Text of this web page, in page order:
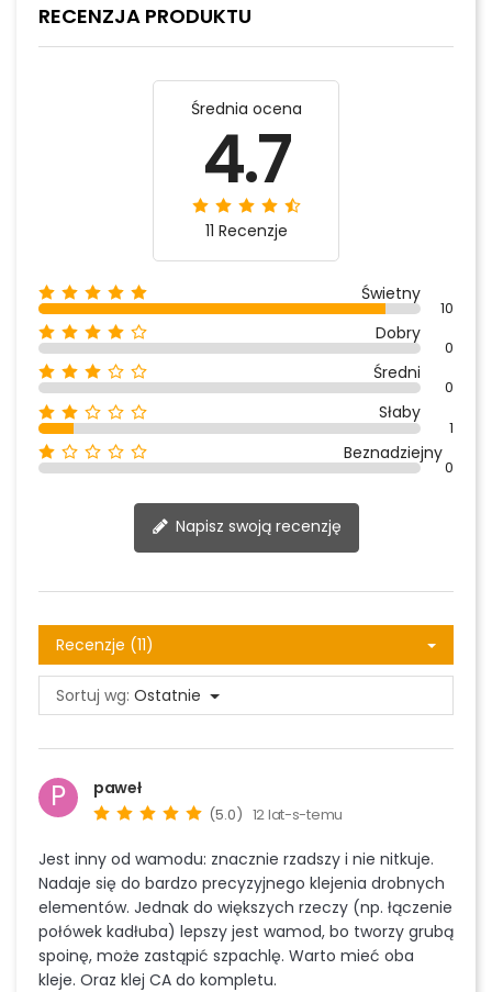
RECENZJA PRODUKTU
Średnia ocena
4.7
11 Recenzje
Świetny
10
Dobry
0
Średni
0
Słaby
1
Beznadziejny
0
Napisz swoją recenzję
Recenzje (11)
Sortuj wg: Ostatnie
P paweł
(5.0) 12 lat-s-temu
Jest inny od wamodu: znacznie rzadszy i nie nitkuje.
Nadaje się do bardzo precyzyjnego klejenia drobnych
elementów. Jednak do większych rzeczy (np. łączenie
połówek kadłuba) lepszy jest wamod, bo tworzy grubą
spoinę, może zastąpić szpachlę. Warto mieć oba
kleje. Oraz klej CA do kompletu.